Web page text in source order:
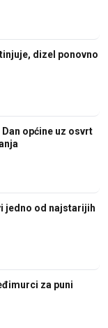
dizel ponovno
općine uz osvrt
jedno od najstarijih
za puni